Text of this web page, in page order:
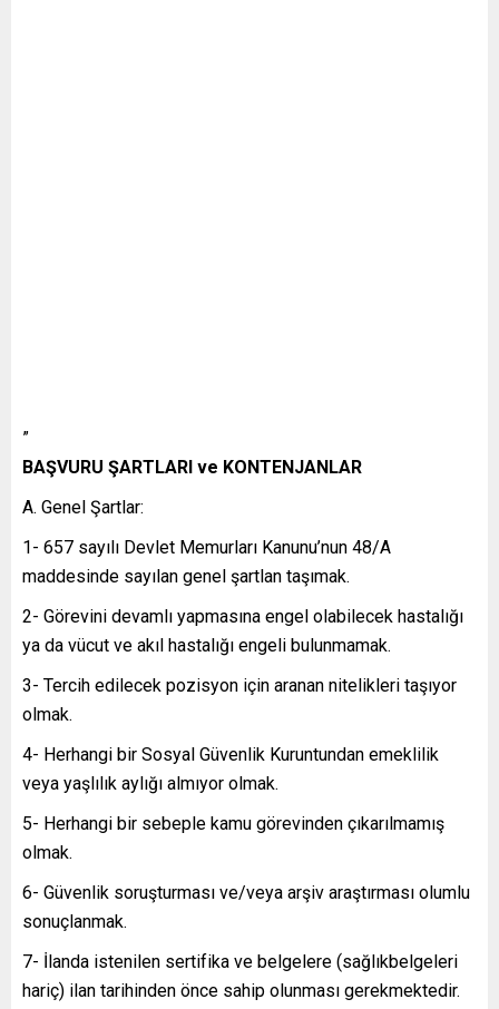
”
BAŞVURU ŞARTLARI ve KONTENJANLAR
A. Genel Şartlar:
1- 657 sayılı Devlet Memurları Kanunu’nun 48/A
maddesinde sayılan genel şartlan taşımak.
2- Görevini devamlı yapmasına engel olabilecek hastalığı
ya da vücut ve akıl hastalığı engeli bulunmamak.
3- Tercih edilecek pozisyon için aranan nitelikleri taşıyor
olmak.
4- Herhangi bir Sosyal Güvenlik Kuruntundan emeklilik
veya yaşlılık aylığı almıyor olmak.
5- Herhangi bir sebeple kamu görevinden çıkarılmamış
olmak.
6- Güvenlik soruşturması ve/veya arşiv araştırması olumlu
sonuçlanmak.
7- İlanda istenilen sertifika ve belgelere (sağlıkbelgeleri
hariç) ilan tarihinden önce sahip olunması gerekmektedir.